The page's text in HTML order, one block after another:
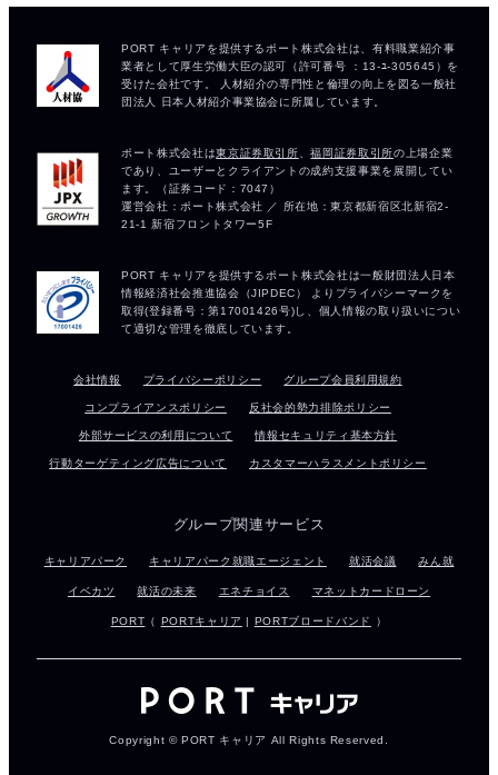
会社情報 プライバシーポリシー グループ会員利用規約
コンプライアンスポリシー 反社会的勢力排除ポリシー
外部サービスの利用について 情報セキュリティ基本方針
行動ターゲティング広告について カスタマーハラスメントポリシー